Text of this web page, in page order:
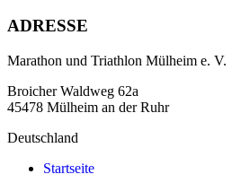
ADRESSE
Marathon und Triathlon Mülheim e. V.
Broicher Waldweg 62a
45478 Mülheim an der Ruhr
Deutschland
Startseite